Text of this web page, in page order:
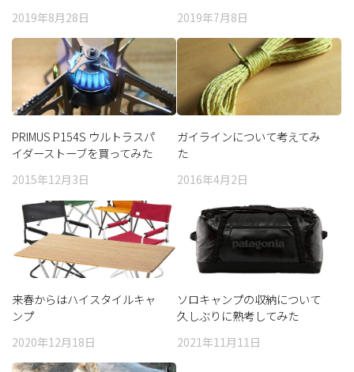
2019年8月28日 2019年7月8日
PRIMUS P154S ウルトラスパ
イダーストーブを買ってみた
2015年12月3日
ガイラインについて考えてみ
た
2016年4月2日
来春からはハイスタイルキャ
ンプ
2020年12月18日
ソロキャンプの収納について
久しぶりに熟考してみた
2021年11月11日